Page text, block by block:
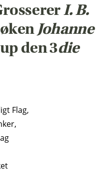
I. B.
Johanne
den 3die
Flag,